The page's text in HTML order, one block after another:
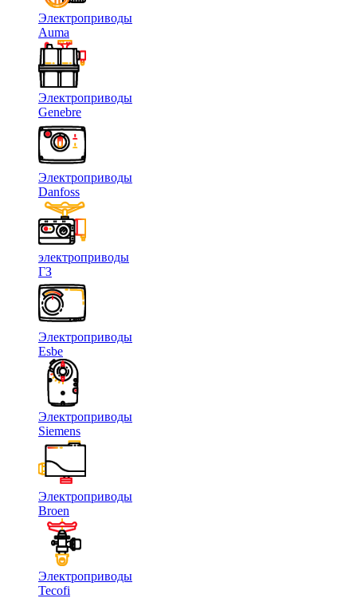
Электроприводы
Auma
Электроприводы
Genebre
Электроприводы
Danfoss
электроприводы
ГЗ
Электроприводы
Esbe
Электроприводы
Siemens
Электроприводы
Broen
Электроприводы
Tecofi